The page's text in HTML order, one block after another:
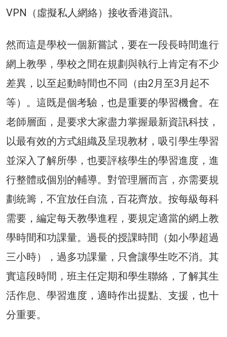
VPN（虛擬私人網絡）接收香港資訊。
然而這是學校一個新嘗試，要在一段長時間進行
網上教學，學校之間在規劃與執行上肯定有不少
差異，以至起動時間也不同（由2月至3月起不
等）。這既是個考驗，也是重要的學習機會。在
老師層面，是要求大家盡力掌握最新資訊科技，
以最有效的方式組織及呈現教材，吸引學生學習
並深入了解所學，也要評核學生的學習進度，進
行整體或個別的輔導。對管理層而言，亦需要規
劃統籌，不宜放任自流，百花齊放。按每級每科
需要，編定每天教學進程，要規定適當的網上教
學時間和功課量。過長的授課時間（如小學超過
三小時），過多功課量，只會讓學生吃不消。其
實這段時間，班主任定期和學生聯絡，了解其生
活作息、學習進度，適時作出提點、支援，也十
分重要。